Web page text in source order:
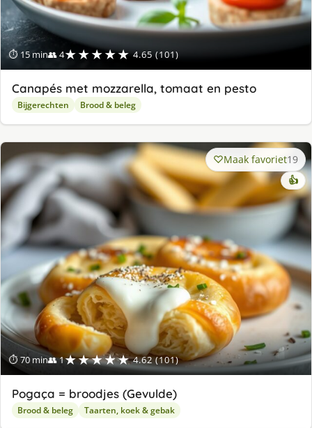
⏱ 15 min👥 4★★★★★ 4.65 (101)
Canapés met mozzarella, tomaat en pesto
Bijgerechten Brood & beleg
⏱ 70 min👥 1★★★★★ 4.62 (101)
Maak favoriet19
👍
Pogaça = broodjes (Gevulde)
Brood & beleg Taarten, koek & gebak